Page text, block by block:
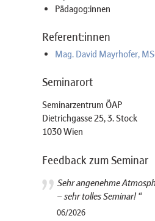
Pädagog:innen
Referent:innen
Mag. David Mayrhofer,
Seminarort
Seminarzentrum ÖAP
Dietrichgasse 25, 3. Stock
1030 Wien
Feedback zum Seminar
Sehr angenehme
– sehr tolles Seminar! “
06/2026